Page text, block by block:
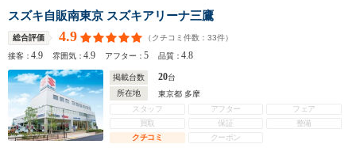
スズキ自販南東京 スズキアリーナ三鷹
総合評価 4.9 （クチコミ件数： 33件）
接客：4.9 雰囲気：4.9 アフター：5 品質：4.8
掲載台数 20台
所在地
東京都 多摩
スタッフ
アフター
フェア
買取
保証
整備
クチコミ
クーポン